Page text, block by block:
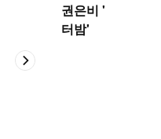
권은비 '야구장
터밤'